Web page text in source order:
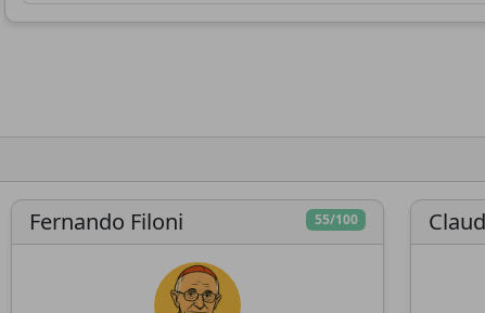
55/100
Fernando Filoni
herramientas de análisis y mejorar
profunda
independiente
Donar Más tarde